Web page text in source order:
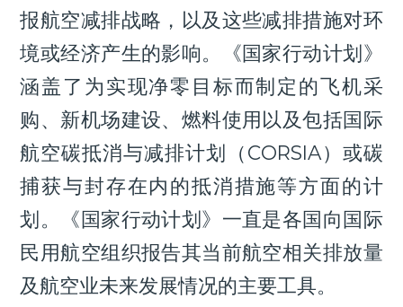
报航空减排战略，以及这些减排措施对环
境或经济产生的影响。《国家行动计划》
涵盖了为实现净零目标而制定的飞机采
购、新机场建设、燃料使用以及包括国际
航空碳抵消与减排计划（CORSIA）或碳
捕获与封存在内的抵消措施等方面的计
划。《国家行动计划》一直是各国向国际
民用航空组织报告其当前航空相关排放量
及航空业未来发展情况的主要工具。